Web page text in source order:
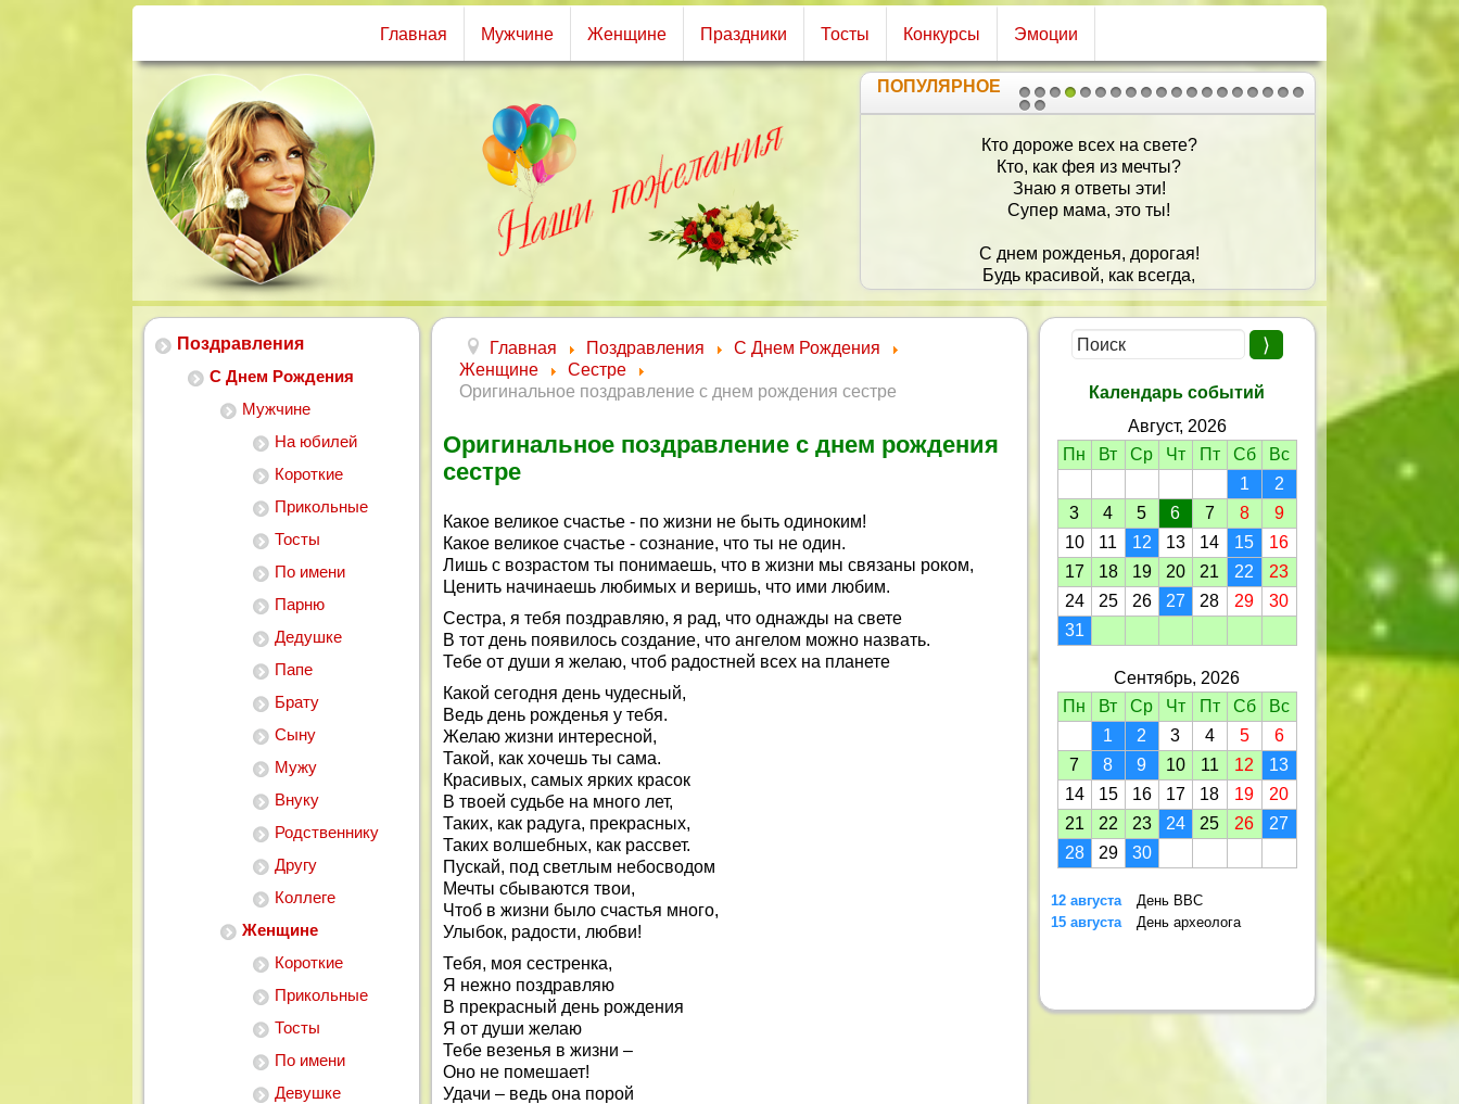
Главная Мужчине Женщине Праздники Тосты Конкурсы Эмоции
1 2
2021
ПОПУЛЯРНОЕ
Кто дороже всех на свете?
Кто, как фея из мечты?
Знаю я ответы эти!
Супер мама, это ты!
С днем рожденья, дорогая!
Будь красивой, как всегда,
И живи, тоски не зная!
Пусть добро несут года!
Поздравления
С Днем Рождения
Мужчине
На юбилей
Короткие
Прикольные
Тосты
По имени
Парню
Дедушке
Папе
Брату
Сыну
Мужу
Внуку
Родственнику
Другу
Коллеге
Женщине
Короткие
Прикольные
Тосты
По имени
Девушке
Главная Поздравления
С Днем Рождения
Женщине
Сестре
Оригинальное поздравление с днем рождения сестре
Оригинальное поздравление с днем рождения
сестре
Какое великое счастье - по жизни не быть одиноким!
Какое великое счастье - сознание, что ты не один.
Лишь с возрастом ты понимаешь, что в жизни мы связаны роком,
Ценить начинаешь любимых и веришь, что ими любим.
Сестра, я тебя поздравляю, я рад, что однажды на свете
В тот день появилось создание, что ангелом можно назвать.
Тебе от души я желаю, чтоб радостней всех на планете
Какой сегодня день чудесный,
Ведь день рожденья у тебя.
Желаю жизни интересной,
Такой, как хочешь ты сама.
Красивых, самых ярких красок
В твоей судьбе на много лет,
Таких, как радуга, прекрасных,
Таких волшебных, как рассвет.
Пускай, под светлым небосводом
Мечты сбываются твои,
Чтоб в жизни было счастья много,
Улыбок, радости, любви!
Тебя, моя сестренка,
Я нежно поздравляю
В прекрасный день рождения
Я от души желаю
Тебе везенья в жизни –
Оно не помешает!
Удачи – ведь она порой
Календарь событий
Август, 2026
Пн
Вт Ср Чт Пт Сб
Вс
1
2
3
4 5 6 7 8
9
10
11 12 13 14 15
16
17
18 19 20 21 22
23
24
25 26 27 28 29
30
31
Сентябрь, 2026
Пн
Вт Ср Чт Пт Сб
Вс
1
2 3 4 5
6
7
8 9 10 11 12
13
14
15 16 17 18 19
20
21
22 23 24 25 26
27
28
29 30
12 августа
День ВВС
15 августа
День археолога